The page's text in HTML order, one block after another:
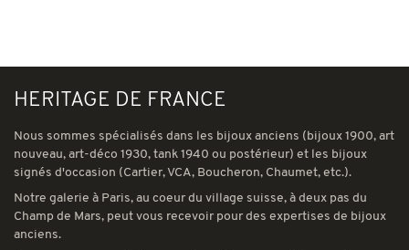
HERITAGE DE FRANCE
Nous sommes spécialisés dans les bijoux anciens (bijoux 1900, art
nouveau, art-déco 1930, tank 1940 ou postérieur) et les bijoux
signés d'occasion (Cartier, VCA, Boucheron, Chaumet, etc.).
Notre galerie à Paris, au coeur du village suisse, à deux pas du
Champ de Mars, peut vous recevoir pour des expertises de bijoux
anciens.